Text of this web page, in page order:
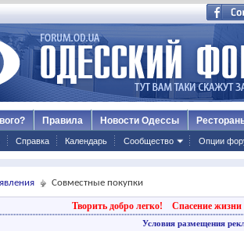
Справка Календарь Сообщество Опции
Правила Новости Одессы
Совместные покупки
Творить добро легко! Спасение жизни
Условия размещения